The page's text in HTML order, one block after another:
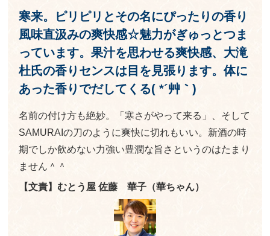
寒来。ピリピリとその名にぴったりの香り
風味直汲みの爽快感☆魅力がぎゅっとつま
っています。果汁を思わせる爽快感、大滝
杜氏の香りセンスは目を見張ります。体に
あった香りでだしてくる( *´艸｀)
名前の付け方も絶妙。「寒さがやって来る」、そして
SAMURAIの刀のように爽快に切れもいい。新酒の時
期でしか飲めない力強い豊潤な旨さというのはたまり
ません＾＾
【文責】むとう屋 佐藤 華子（華ちゃん）